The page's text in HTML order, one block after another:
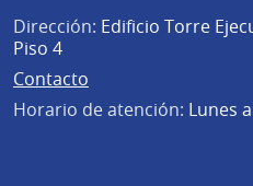
Dirección: Edificio Torre
Piso 4
Contacto
Horario de atención: Lunes